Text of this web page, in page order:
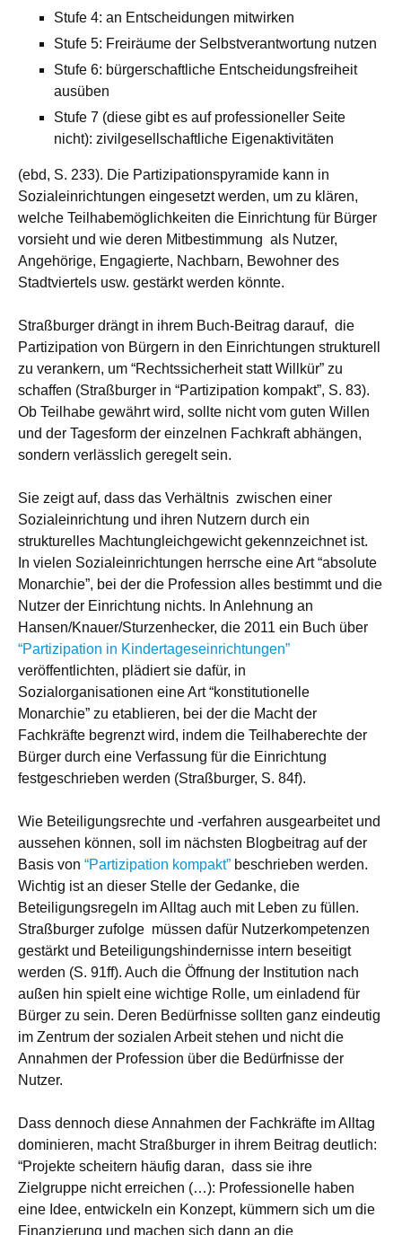
Stufe 4: an Entscheidungen mitwirken
Stufe 5: Freiräume der Selbstverantwortung nutzen
Stufe 6: bürgerschaftliche Entscheidungsfreiheit
ausüben
Stufe 7 (diese gibt es auf professioneller Seite
nicht): zivilgesellschaftliche Eigenaktivitäten
(ebd, S. 233). Die Partizipationspyramide kann in
Sozialeinrichtungen eingesetzt werden, um zu klären,
welche Teilhabemöglichkeiten die Einrichtung für Bürger
vorsieht und wie deren Mitbestimmung als Nutzer,
Angehörige, Engagierte, Nachbarn, Bewohner des
Stadtviertels usw. gestärkt werden könnte.
Straßburger drängt in ihrem Buch-Beitrag darauf, die
Partizipation von Bürgern in den Einrichtungen strukturell
zu verankern, um “Rechtssicherheit statt Willkür” zu
schaffen (Straßburger in “Partizipation kompakt”, S. 83).
Ob Teilhabe gewährt wird, sollte nicht vom guten Willen
und der Tagesform der einzelnen Fachkraft abhängen,
sondern verlässlich geregelt sein.
Sie zeigt auf, dass das Verhältnis zwischen einer
Sozialeinrichtung und ihren Nutzern durch ein
strukturelles Machtungleichgewicht gekennzeichnet ist.
In vielen Sozialeinrichtungen herrsche eine Art “absolute
Monarchie”, bei der die Profession alles bestimmt und die
Nutzer der Einrichtung nichts. In Anlehnung an
Hansen/Knauer/Sturzenhecker, die 2011 ein Buch über
“Partizipation in Kindertageseinrichtungen”
veröffentlichten, plädiert sie dafür, in
Sozialorganisationen eine Art “konstitutionelle
Monarchie” zu etablieren, bei der die Macht der
Fachkräfte begrenzt wird, indem die Teilhaberechte der
Bürger durch eine Verfassung für die Einrichtung
festgeschrieben werden (Straßburger, S. 84f).
Wie Beteiligungsrechte und -verfahren ausgearbeitet und
aussehen können, soll im nächsten Blogbeitrag auf der
Basis von “Partizipation kompakt” beschrieben werden.
Wichtig ist an dieser Stelle der Gedanke, die
Beteiligungsregeln im Alltag auch mit Leben zu füllen.
Straßburger zufolge müssen dafür Nutzerkompetenzen
gestärkt und Beteiligungshindernisse intern beseitigt
werden (S. 91ff). Auch die Öffnung der Institution nach
außen hin spielt eine wichtige Rolle, um einladend für
Bürger zu sein. Deren Bedürfnisse sollten ganz eindeutig
im Zentrum der sozialen Arbeit stehen und nicht die
Annahmen der Profession über die Bedürfnisse der
Nutzer.
Dass dennoch diese Annahmen der Fachkräfte im Alltag
dominieren, macht Straßburger in ihrem Beitrag deutlich:
“Projekte scheitern häufig daran, dass sie ihre
Zielgruppe nicht erreichen (…): Professionelle haben
eine Idee, entwickeln ein Konzept, kümmern sich um die
Finanzierung und machen sich dann an die